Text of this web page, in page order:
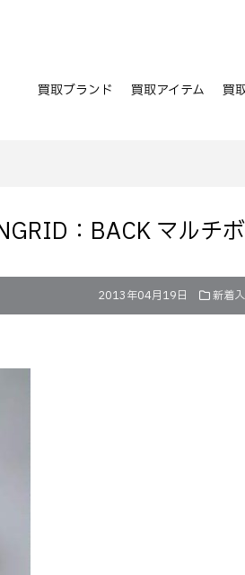
買取ブランド 買取アイテム 買
：BACK マルチ
2013年04月19日 新着